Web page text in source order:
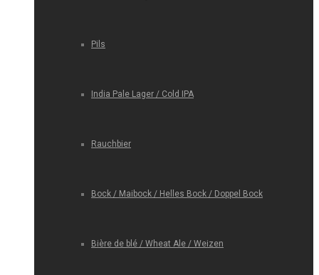
Pils
India Pale Lager / Cold IPA
Rauchbier
Bock / Maibock / Helles Bock / Doppel Bock
Bière de blé / Wheat Ale / Weizen